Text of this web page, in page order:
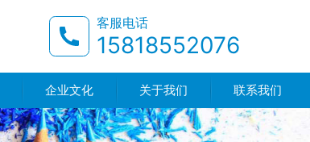
客服电话
15818552076
企业文化 关于我们 联系我们